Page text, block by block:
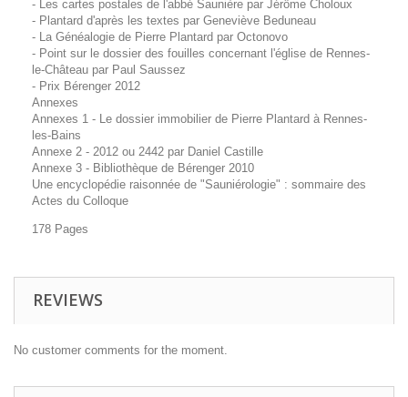
- Les cartes postales de l'abbé Saunière par Jérôme Choloux
- Plantard d'après les textes par Geneviève Beduneau
- La Généalogie de Pierre Plantard par Octonovo
- Point sur le dossier des fouilles concernant l'église de Rennes-
le-Château par Paul Saussez
- Prix Bérenger 2012
Annexes
Annexes 1 - Le dossier immobilier de Pierre Plantard à Rennes-
les-Bains
Annexe 2 - 2012 ou 2442 par Daniel Castille
Annexe 3 - Bibliothèque de Bérenger 2010
Une encyclopédie raisonnée de "Sauniérologie" : sommaire des
Actes du Colloque
178 Pages
REVIEWS
No customer comments for the moment.